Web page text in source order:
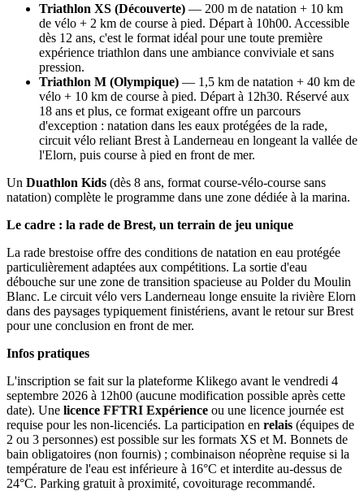
Triathlon XS (Découverte) — 200 m de natation + 10 km
de vélo + 2 km de course à pied. Départ à 10h00. Accessible
dès 12 ans, c'est le format idéal pour une toute première
expérience triathlon dans une ambiance conviviale et sans
pression.
Triathlon M (Olympique) — 1,5 km de natation + 40 km de
vélo + 10 km de course à pied. Départ à 12h30. Réservé aux
18 ans et plus, ce format exigeant offre un parcours
d'exception : natation dans les eaux protégées de la rade,
circuit vélo reliant Brest à Landerneau en longeant la vallée de
l'Elorn, puis course à pied en front de mer.
Un Duathlon Kids (dès 8 ans, format course-vélo-course sans
natation) complète le programme dans une zone dédiée à la marina.
Le cadre : la rade de Brest, un terrain de jeu unique
La rade brestoise offre des conditions de natation en eau protégée
particulièrement adaptées aux compétitions. La sortie d'eau
débouche sur une zone de transition spacieuse au Polder du Moulin
Blanc. Le circuit vélo vers Landerneau longe ensuite la rivière Elorn
dans des paysages typiquement finistériens, avant le retour sur Brest
pour une conclusion en front de mer.
Infos pratiques
L'inscription se fait sur la plateforme Klikego avant le vendredi 4
septembre 2026 à 12h00 (aucune modification possible après cette
date). Une licence FFTRI Expérience ou une licence journée est
requise pour les non-licenciés. La participation en relais (équipes de
2 ou 3 personnes) est possible sur les formats XS et M. Bonnets de
bain obligatoires (non fournis) ; combinaison néoprène requise si la
température de l'eau est inférieure à 16°C et interdite au-dessus de
24°C. Parking gratuit à proximité, covoiturage recommandé.